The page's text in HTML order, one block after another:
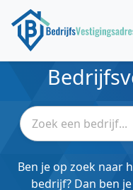
Ben je op zoek naar
bedrijf? Dan ben